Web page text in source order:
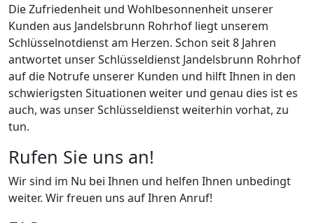
Die Zufriedenheit und Wohlbesonnenheit unserer
Kunden aus Jandelsbrunn Rohrhof liegt unserem
Schlüsselnotdienst am Herzen. Schon seit 8 Jahren
antwortet unser Schlüsseldienst Jandelsbrunn Rohrhof
auf die Notrufe unserer Kunden und hilft Ihnen in den
schwierigsten Situationen weiter und genau dies ist es
auch, was unser Schlüsseldienst weiterhin vorhat, zu
tun.
Rufen Sie uns an!
Wir sind im Nu bei Ihnen und helfen Ihnen unbedingt
weiter. Wir freuen uns auf Ihren Anruf!